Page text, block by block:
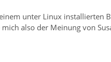
unter Linux installierten
also der Meinung von